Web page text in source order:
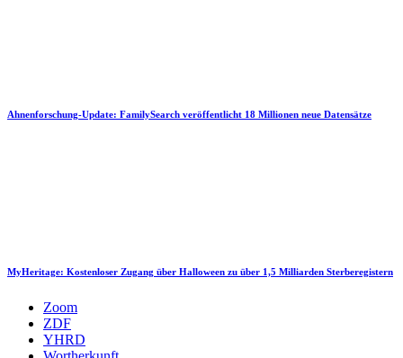
Ahnenforschung-Update: FamilySearch veröffentlicht 18 Millionen neue Datensätze
MyHeritage: Kostenloser Zugang über Halloween zu über 1,5 Milliarden Sterberegistern
Zoom
ZDF
YHRD